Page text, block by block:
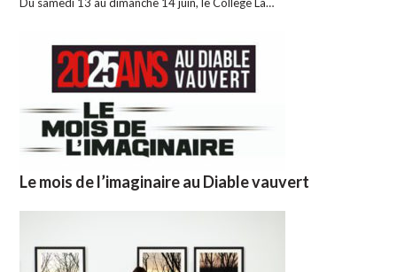
Du samedi 13 au dimanche 14 juin, le Collège La…
Le mois de l’imaginaire au Diable vauvert